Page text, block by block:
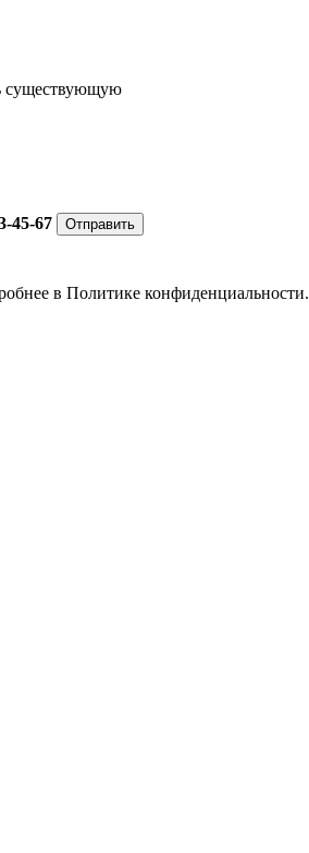
существующую
45-67 Отправить
в Политике конфиденциальности.